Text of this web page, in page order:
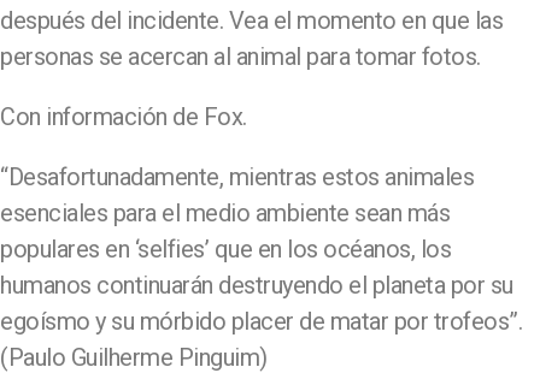
después del incidente. Vea el momento en que las
personas se acercan al animal para tomar fotos.
Con información de Fox.
“Desafortunadamente, mientras estos animales
esenciales para el medio ambiente sean más
populares en ‘selfies’ que en los océanos, los
humanos continuarán destruyendo el planeta por su
egoísmo y su mórbido placer de matar por trofeos”.
(Paulo Guilherme Pinguim)